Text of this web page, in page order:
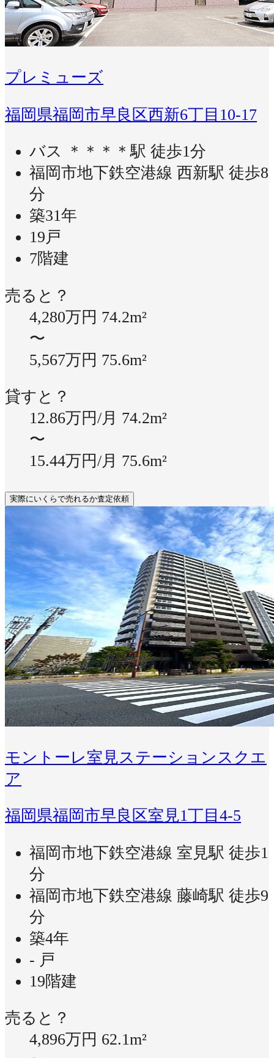
プレミューズ
福岡県福岡市早良区西新6丁目10-17
バス ＊＊＊＊駅 徒歩1分
福岡市地下鉄空港線 西新駅 徒歩8
分
築31年
19戸
7階建
売ると？
4,280万円 74.2m²
〜
5,567万円 75.6m²
貸すと？
12.86万円/月 74.2m²
〜
15.44万円/月 75.6m²
実際にいくらで売れるか査定依頼
モントーレ室見ステーションスクエ
ア
福岡県福岡市早良区室見1丁目4-5
福岡市地下鉄空港線 室見駅 徒歩1
分
福岡市地下鉄空港線 藤崎駅 徒歩9
分
築4年
- 戸
19階建
売ると？
4,896万円 62.1m²